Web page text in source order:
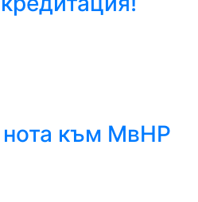
нота към МвНР